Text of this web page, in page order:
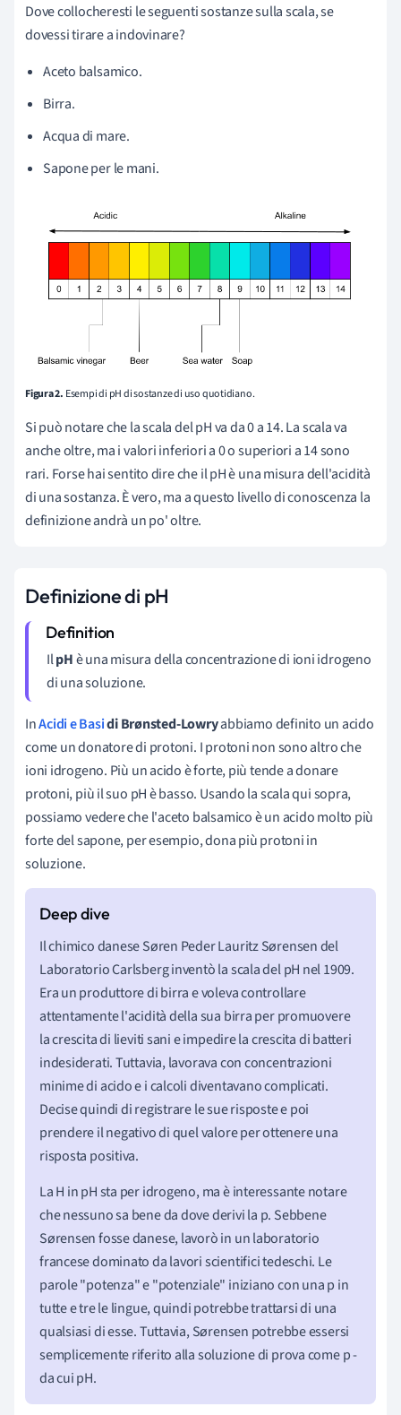
Dove collocheresti le seguenti sostanze sulla scala, se
dovessi tirare a indovinare?
Aceto balsamico.
Birra.
Acqua di mare.
Sapone per le mani.
Figura 2. Esempi di pH di sostanze di uso quotidiano.
Si può notare che la scala del pH va da 0 a 14. La scala va
anche oltre, ma i valori inferiori a 0 o superiori a 14 sono
rari. Forse hai sentito dire che il pH è una misura dell'acidità
di una sostanza. È vero, ma a questo livello di conoscenza la
definizione andrà un po' oltre.
Definizione di pH
IlpHè una misura della concentrazione di ioni idrogeno
di una soluzione.
InAcidi e Basidi Brønsted-Lowryabbiamo definito un acido
come un donatore di protoni. I protoni non sono altro che
ioni idrogeno. Più un acido è forte, più tende a donare
protoni, più il suo pH è basso. Usando la scala qui sopra,
possiamo vedere che l'aceto balsamico è un acido molto più
forte del sapone, per esempio, dona più protoni in
soluzione.
Il chimico danese Søren Peder Lauritz Sørensen del
Laboratorio Carlsberg inventò la scala del pH nel 1909.
Era un produttore di birra e voleva controllare
attentamente l'acidità della sua birra per promuovere
la crescita di lieviti sani e impedire la crescita di batteri
indesiderati. Tuttavia, lavorava con concentrazioni
minime di acido e i calcoli diventavano complicati.
Decise quindi di registrare le sue risposte e poi
prendere il negativo di quel valore per ottenere una
risposta positiva.
La H in pH sta per idrogeno, ma è interessante notare
che nessuno sa bene da dove derivi la p. Sebbene
Sørensen fosse danese, lavorò in un laboratorio
francese dominato da lavori scientifici tedeschi. Le
parole "potenza" e "potenziale" iniziano con una p in
tutte e tre le lingue, quindi potrebbe trattarsi di una
qualsiasi di esse. Tuttavia, Sørensen potrebbe essersi
semplicemente riferito alla soluzione di prova come p -
da cui pH.